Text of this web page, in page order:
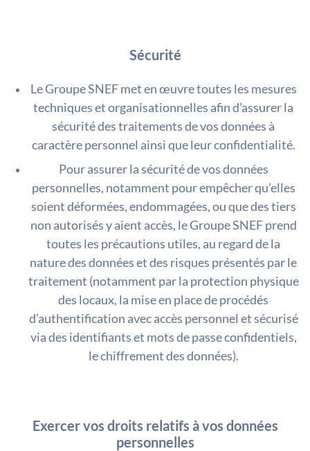
Sécurité
Le Groupe SNEF met en œuvre toutes les mesures
techniques et organisationnelles afin d’assurer la
sécurité des traitements de vos données à
caractère personnel ainsi que leur confidentialité.
Pour assurer la sécurité de vos données
personnelles, notamment pour empêcher qu’elles
soient déformées, endommagées, ou que des tiers
non autorisés y aient accès, le Groupe SNEF prend
toutes les précautions utiles, au regard de la
nature des données et des risques présentés par le
traitement (notamment par la protection physique
des locaux, la mise en place de procédés
d’authentification avec accès personnel et sécurisé
via des identifiants et mots de passe confidentiels,
le chiffrement des données).
Exercer vos droits relatifs à vos données
personnelles